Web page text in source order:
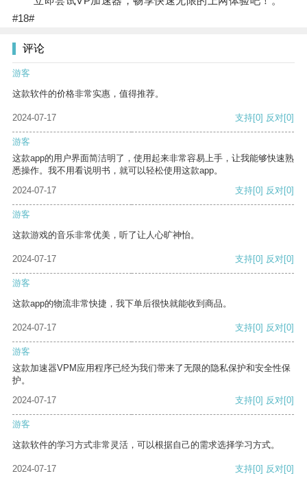
#18#
评论
游客
这款软件的价格非常实惠，值得推荐。
2024-07-17 支持[0] 反对[0]
游客
这款app的用户界面简洁明了，使用起来非常容易上手，让我能够快速熟
悉操作。我不用看说明书，就可以轻松使用这款app。
2024-07-17
支持[0] 反对[0]
游客
这款游戏的音乐非常优美，听了让人心旷神怡。
2024-07-17 支持[0] 反对[0]
游客
这款app的物流非常快捷，我下单后很快就能收到商品。
2024-07-17 支持[0] 反对[0]
游客
这款加速器VPM应用程序已经为我们带来了无限的隐私保护和安全性保
护。
2024-07-17
支持[0] 反对[0]
游客
这款软件的学习方式非常灵活，可以根据自己的需求选择学习方式。
2024-07-17 支持[0] 反对[0]